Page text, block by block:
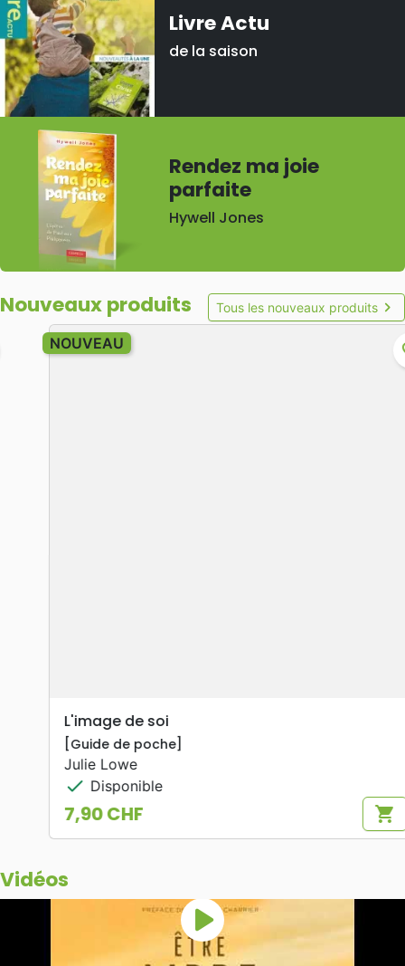
Livre Actu
de la saison
Rendez ma joie
parfaite
Hywell Jones
Tous les nouveaux produits chevron_right
Nouveaux produits
NOUVEAU
L'image de soi
[Guide de poche]
Julie Lowe
Disponible
7,90 CHF
Vidéos
play_arrow